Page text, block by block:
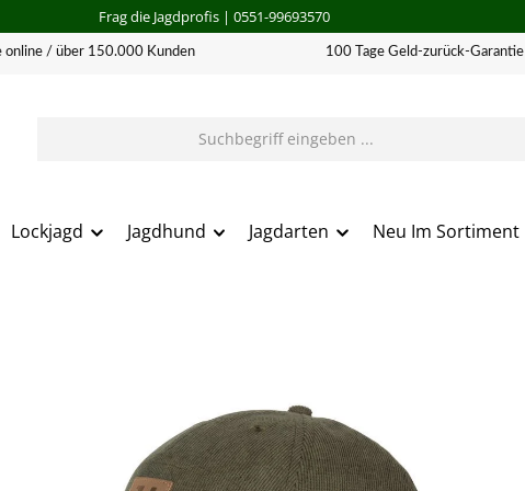
Frag die Jagdprofis| 0551-99693570
online / über 150.000 Kunden 100 Tage Geld-zurück-Garantie
Lockjagd Jagdhund Jagdarten Neu Im Sortiment